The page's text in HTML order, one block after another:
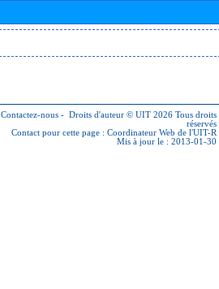
Contactez-nous - Droits d'auteur © UIT 2026 Tous droits
réservés
Contact pour cette page : Coordinateur Web de l'UIT-R
Mis à jour le : 2013-01-30